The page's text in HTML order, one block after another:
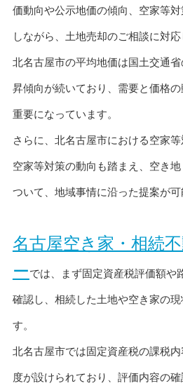
価動向や公示地価の傾向、空家等
しながら、土地売却のご相談に対応
北名古屋市の平均地価は国土交通
昇傾向が続いており、需要と価格
重要になっています。
さらに、北名古屋市における空家
空家等対策の動向も踏まえ、空き
ついて、地域事情に沿った提案が可
名古屋空き家・相続
ーでは、まず固定資産税評価額や
確認し、相続した土地や空き家の
す。
北名古屋市では固定資産税の課税
度が設けられており、評価内容の